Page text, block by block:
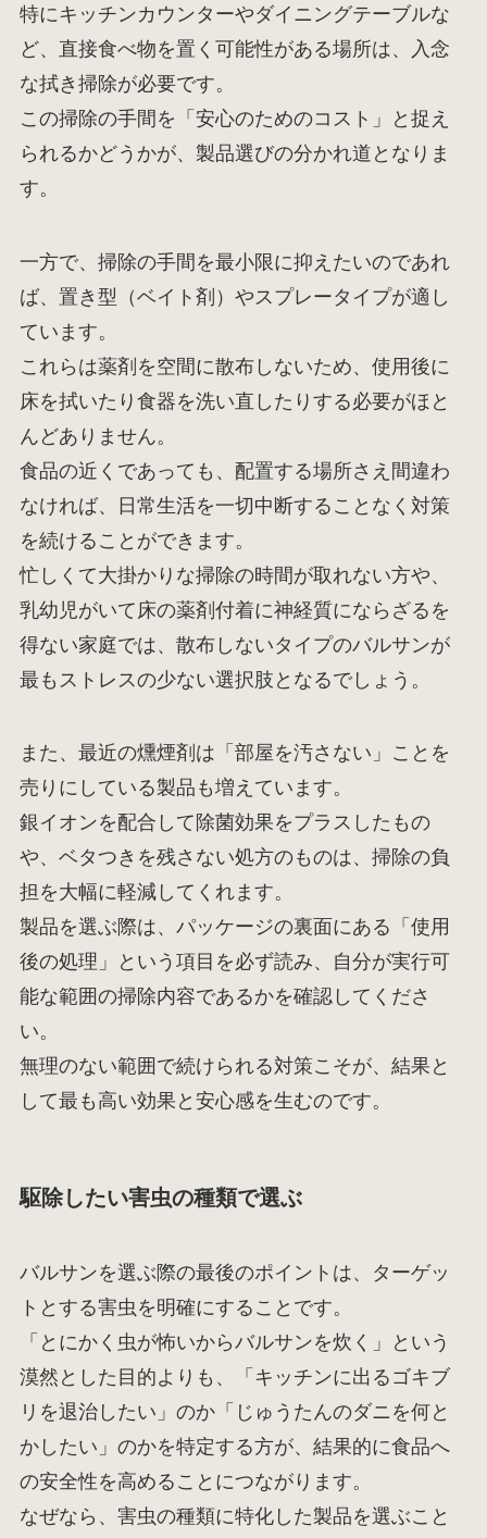
特にキッチンカウンターやダイニングテーブルな
ど、直接食べ物を置く可能性がある場所は、入念
な拭き掃除が必要です。
この掃除の手間を「安心のためのコスト」と捉え
られるかどうかが、製品選びの分かれ道となりま
す。
一方で、掃除の手間を最小限に抑えたいのであれ
ば、置き型（ベイト剤）やスプレータイプが適し
ています。
これらは薬剤を空間に散布しないため、使用後に
床を拭いたり食器を洗い直したりする必要がほと
んどありません。
食品の近くであっても、配置する場所さえ間違わ
なければ、日常生活を一切中断することなく対策
を続けることができます。
忙しくて大掛かりな掃除の時間が取れない方や、
乳幼児がいて床の薬剤付着に神経質にならざるを
得ない家庭では、散布しないタイプのバルサンが
最もストレスの少ない選択肢となるでしょう。
また、最近の燻煙剤は「部屋を汚さない」ことを
売りにしている製品も増えています。
銀イオンを配合して除菌効果をプラスしたもの
や、ベタつきを残さない処方のものは、掃除の負
担を大幅に軽減してくれます。
製品を選ぶ際は、パッケージの裏面にある「使用
後の処理」という項目を必ず読み、自分が実行可
能な範囲の掃除内容であるかを確認してくださ
い。
無理のない範囲で続けられる対策こそが、結果と
して最も高い効果と安心感を生むのです。
駆除したい害虫の種類で選ぶ
バルサンを選ぶ際の最後のポイントは、ターゲッ
トとする害虫を明確にすることです。
「とにかく虫が怖いからバルサンを炊く」という
漠然とした目的よりも、「キッチンに出るゴキブ
リを退治したい」のか「じゅうたんのダニを何と
かしたい」のかを特定する方が、結果的に食品へ
の安全性を高めることにつながります。
なぜなら、害虫の種類に特化した製品を選ぶこと